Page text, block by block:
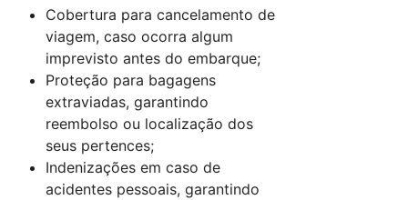
Cobertura para cancelamento de
viagem, caso ocorra algum
imprevisto antes do embarque;
Proteção para bagagens
extraviadas, garantindo
reembolso ou localização dos
seus pertences;
Indenizações em caso de
acidentes pessoais, garantindo